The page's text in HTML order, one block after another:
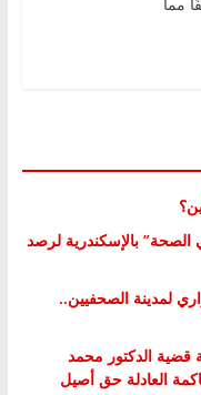
بالإسكندرية لرصد
لمدينة الصحفيين..
قضية الدكتور محمد
العادلة حق أصيل